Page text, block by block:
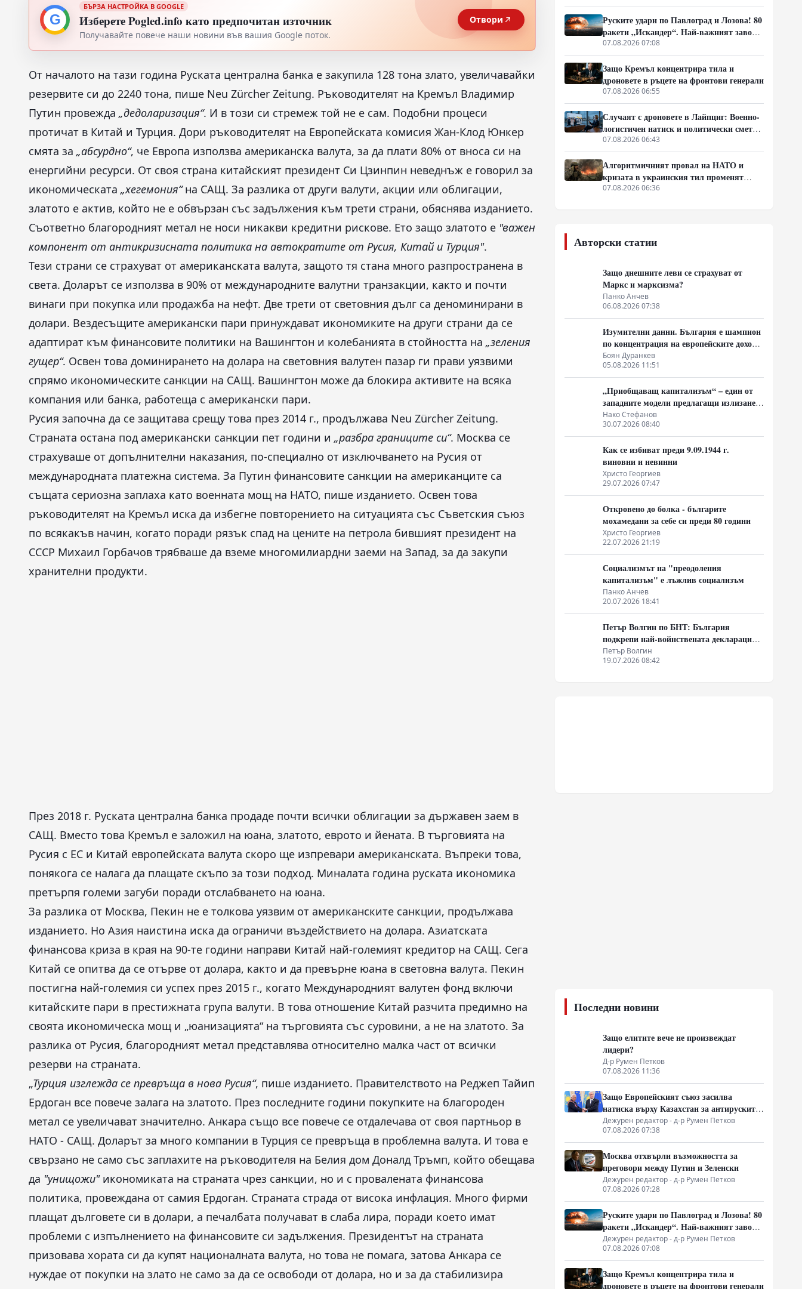
G
БЪРЗА НАСТРОЙКА В GOOGLE
Изберете Pogled.info като предпочитан източник
Получавайте повече наши новини във вашия Google поток.
Отвори
От началото на тази година Руската централна банка е закупила 128 тона злато, увеличавайки
резервите си до 2240 тона, пише Neu Zürcher Zeitung. Ръководителят на Кремъл Владимир
Путин провежда „дедоларизация“. И в този си стремеж той не е сам. Подобни процеси
протичат в Китай и Турция. Дори ръководителят на Европейската комисия Жан-Клод Юнкер
смята за „абсурдно“, че Европа използва американска валута, за да плати 80% от вноса си на
енергийни ресурси. От своя страна китайският президент Си Цзинпин неведнъж е говорил за
икономическата „хегемония“на САЩ. За разлика от други валути, акции или облигации,
златото е актив, който не е обвързан със задължения към трети страни, обяснява изданието.
Съответно благородният метал не носи никакви кредитни рискове. Ето защо златото е "важен
компонент от антикризисната политика на автократите от Русия, Китай и Турция".
Тези страни се страхуват от американската валута, защото тя стана много разпространена в
света. Доларът се използва в 90% от международните валутни транзакции, както и почти
винаги при покупка или продажба на нефт. Две трети от световния дълг са деноминирани в
долари. Вездесъщите американски пари принуждават икономиките на други страни да се
адаптират към финансовите политики на Вашингтон и колебанията в стойността на „зеления
гущер“. Освен това доминирането на долара на световния валутен пазар ги прави уязвими
спрямо икономическите санкции на САЩ. Вашингтон може да блокира активите на всяка
компания или банка, работеща с американски пари.
Русия започна да се защитава срещу това през 2014 г., продължава Neu Zürcher Zeitung.
Страната остана под американски санкции пет години и „разбра границите си“. Москва се
страхуваше от допълнителни наказания, по-специално от изключването на Русия от
международната платежна система. За Путин финансовите санкции на американците са
същата сериозна заплаха като военната мощ на НАТО, пише изданието. Освен това
ръководителят на Кремъл иска да избегне повторението на ситуацията със Съветския съюз
по всякакъв начин, когато поради рязък спад на цените на петрола бившият президент на
СССР Михаил Горбачов трябваше да вземе многомилиардни заеми на Запад, за да закупи
хранителни продукти.
През 2018 г. Руската централна банка продаде почти всички облигации за държавен заем в
САЩ. Вместо това Кремъл е заложил на юана, златото, еврото и йената. В търговията на
Русия с ЕС и Китай европейската валута скоро ще изпревари американската. Въпреки това,
понякога се налага да плащате скъпо за този подход. Миналата година руската икономика
претърпя големи загуби поради отслабването на юана.
За разлика от Москва, Пекин не е толкова уязвим от американските санкции, продължава
изданието. Но Азия наистина иска да ограничи въздействието на долара. Азиатската
финансова криза в края на 90-те години направи Китай най-големият кредитор на САЩ. Сега
Китай се опитва да се отърве от долара, както и да превърне юана в световна валута. Пекин
постигна най-големия си успех през 2015 г., когато Международният валутен фонд включи
китайските пари в престижната група валути. В това отношение Китай разчита предимно на
своята икономическа мощ и „юанизацията“ на търговията със суровини, а не на златото. За
разлика от Русия, благородният метал представлява относително малка част от всички
резерви на страната.
„Турция изглежда се превръща в нова Русия“, пише изданието. Правителството на Реджеп Тайип
Ердоган все повече залага на златото. През последните години покупките на благороден
метал се увеличават значително. Анкара също все повече се отдалечава от своя партньор в
НАТО - САЩ. Доларът за много компании в Турция се превръща в проблемна валута. И това е
свързано не само със заплахите на ръководителя на Белия дом Доналд Тръмп, който обещава
да "унищожи"икономиката на страната чрез санкции, но и с провалената финансова
политика, провеждана от самия Ердоган. Страната страда от висока инфлация. Много фирми
плащат дълговете си в долари, а печалбата получават в слаба лира, поради което имат
проблеми с изпълнението на финансовите си задължения. Президентът на страната
призовава хората си да купят националната валута, но това не помага, затова Анкара се
нуждае от покупки на злато не само за да се освободи от долара, но и за да стабилизира
Руските удари по Павлоград и Лозова! 80
ракети „Искандер“. Най-важният завод
на Украйна е унищожен. Евакуират ли
линейки „западни специалисти“?
07.08.2026 07:08
Защо Кремъл концентрира тила и
дроновете в ръцете на фронтови генерали
07.08.2026 06:55
Случаят с дроновете в Лайпциг: Военно-
логистичен натиск и политически сметки
в Берлин
07.08.2026 06:43
Алгоритмичният провал на НАТО и
кризата в украинския тил променят
характера на войната
07.08.2026 06:36
Авторски статии
Защо днешните леви се страхуват от
Маркс и марксизма?
Панко Анчев
06.08.2026 07:38
Изумителни данни. България е шампион
по концентрация на европейските доходи
в ръцете на най-богатия 1%, надминава
и САЩ
Боян Дуранкев
05.08.2026 11:51
„Приобщаващ капитализъм“ – един от
западните модели предлагащи излизане
от системата на неолиберализма
Нако Стефанов
30.07.2026 08:40
Как се избиват преди 9.09.1944 г.
виновни и невинни
Христо Георгиев
29.07.2026 07:47
Откровено до болка - българите
мохамедани за себе си преди 80 години
Христо Георгиев
22.07.2026 21:19
Социализмът на "преодоления
капитализъм" е лъжлив социализъм
Панко Анчев
20.07.2026 18:41
Петър Волгин по БНТ: България
подкрепи най-войнствената декларация,
която някога съм чел
Петър Волгин
19.07.2026 08:42
Последни новини
Защо елитите вече не произвеждат
лидери?
Д-р Румен Петков
07.08.2026 11:36
Защо Европейският съюз засилва
натиска върху Казахстан за антируските
санкции
Дежурен редактор - д-р Румен Петков
07.08.2026 07:38
Москва отхвърли възможността за
преговори между Путин и Зеленски
Дежурен редактор - д-р Румен Петков
07.08.2026 07:28
Руските удари по Павлоград и Лозова! 80
ракети „Искандер“. Най-важният завод
на Украйна е унищожен. Евакуират ли
линейки „западни специалисти“?
Дежурен редактор - д-р Румен Петков
07.08.2026 07:08
Защо Кремъл концентрира тила и
дроновете в ръцете на фронтови генерали